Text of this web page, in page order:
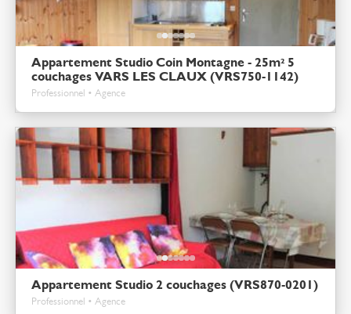
Appartement Studio Coin Montagne - 25m² 5
couchages VARS LES CLAUX (VRS750-1142)
Professionnel • Agence
Appartement Studio 2 couchages (VRS870-0201)
Professionnel • Agence